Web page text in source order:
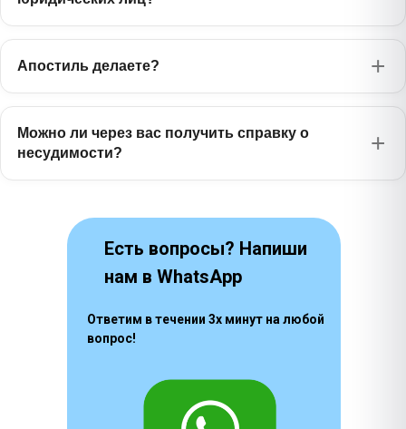
1630 ₽
Бенгальский
Фарси 1170 ₽
Апостиль делаете?
Можно ли через вас получить справку о
несудимости?
Есть вопросы? Напиши
нам в WhatsApp
Ответим в течении 3х минут на любой
вопрос!